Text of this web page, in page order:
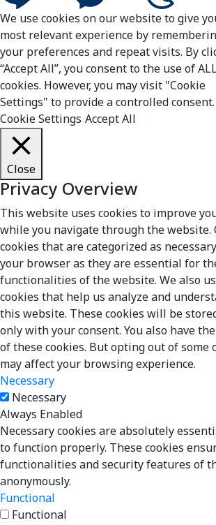
We use cookies on our website to give
most relevant experience by
your preferences and repeat visits. By
“Accept All”, you consent to the use of
cookies. However, you may visit "Cookie
Settings" to provide a controlled consent.
Cookie Settings Accept All
Close
Privacy Overview
This website uses cookies to improve
while you navigate through the website.
cookies that are categorized as
your browser as they are essential for
functionalities of the website. We also
cookies that help us analyze and
this website. These cookies will be
only with your consent. You also have
of these cookies. But opting out of some
may affect your browsing experience.
Necessary
Necessary
Always Enabled
Necessary cookies are absolutely
to function properly. These cookies
functionalities and security features of
anonymously.
Functional
Functional